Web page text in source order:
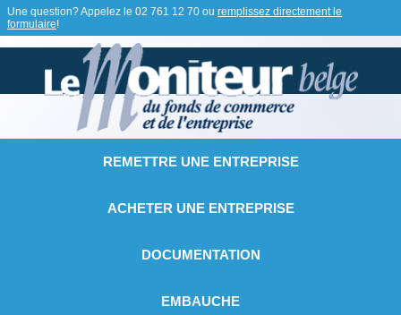
Une question? Appelez le 02 761 12 70 ou remplissez directement le
formulaire!
REMETTRE UNE ENTREPRISE
ACHETER UNE ENTREPRISE
DOCUMENTATION
EMBAUCHE